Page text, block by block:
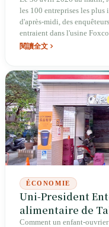
les 100 entreprises les
d'après-midi, des
entraient dans l'usine
de Terry Gou emprunta
difficile à gérer chez
d'expédition des baies de
閱讀全文
ÉCONOMIE
Uni-President
alimentaire de
Comment un enfant-